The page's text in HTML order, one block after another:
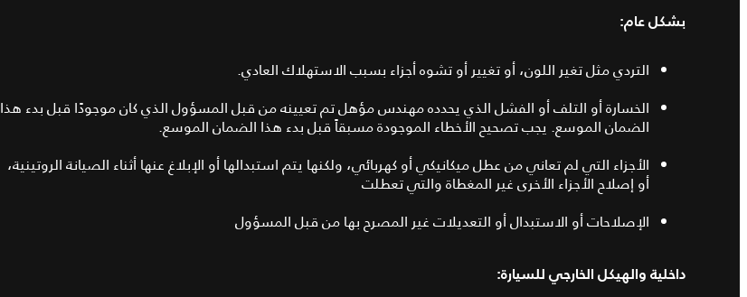
بشكل عام:
التردي مثل تغير اللون، أو تغيير أو تشوه أجزاء بسبب الاستهلاك العادي.
الخسارة أو التلف أو الفشل الذي يحدده مهندس مؤهل تم تعيينه من قبل المسؤول الذي كان موجودًا قبل بدء هذا
الضمان الموسع. يجب تصحيح الأخطاء الموجودة مسبقاً قبل بدء هذا الضمان الموسع.
الأجزاء التي لم تعاني من عطل ميكانيكي أو كهربائي، ولكنها يتم استبدالها أو الإبلاغ عنها أثناء الصيانة الروتينية،
أو إصلاح الأجزاء الأخرى غير المغطاة والتي تعطلت
الإصلاحات أو الاستبدال أو التعديلات غير المصرح بها من قبل المسؤول
داخلية والهيكل الخارجي للسيارة: